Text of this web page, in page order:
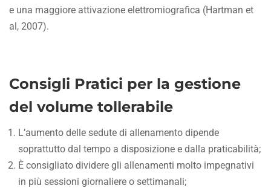
e una maggiore attivazione elettromiografica (Hartman et
al, 2007).
Consigli Pratici per la gestione
del volume tollerabile
L’aumento delle sedute di allenamento dipende
soprattutto dal tempo a disposizione e dalla praticabilità;
È consigliato dividere gli allenamenti molto impegnativi
in più sessioni giornaliere o settimanali;